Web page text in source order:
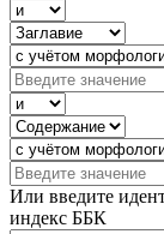
Или введите
индекс ББК